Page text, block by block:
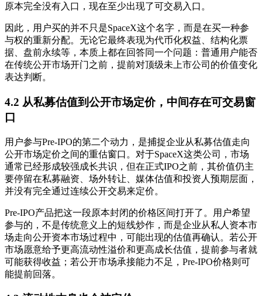
原本完全没有入口，现在至少出现了可交易入口。
因此，用户买的并不只是SpaceX这个名字，而是在买一种参
与权的重新分配。无论它最终表现为代币化权益、结构化票
据、盘前永续等，本质上都在回答同一个问题：普通用户能否
在传统公开市场开门之前，提前对顶级未上市公司的价值变化
表达判断。
4.2 从私募估值到公开市场定价，中间存在可交易窗
口
用户参与Pre-IPO的第二个动力，是捕捉企业从私募估值走向
公开市场定价之间的重估窗口。对于SpaceX这类公司，市场
通常已经形成较强成长共识，但在正式IPO之前，其价值仍主
要停留在私募融资、场外转让、媒体估值和投资人预期层面，
并没有完全通过连续公开交易来定价。
Pre-IPO产品把这一段原本封闭的价格区间打开了。用户希望
参与的，不是传统意义上的短线炒作，而是企业从私人资本市
场走向公开资本市场过程中，可能出现的估值再确认。若公开
市场愿意给予更高流动性溢价和更高成长估值，提前参与者就
可能获得收益；若公开市场承接能力不足，Pre-IPO价格则可
能提前回落。